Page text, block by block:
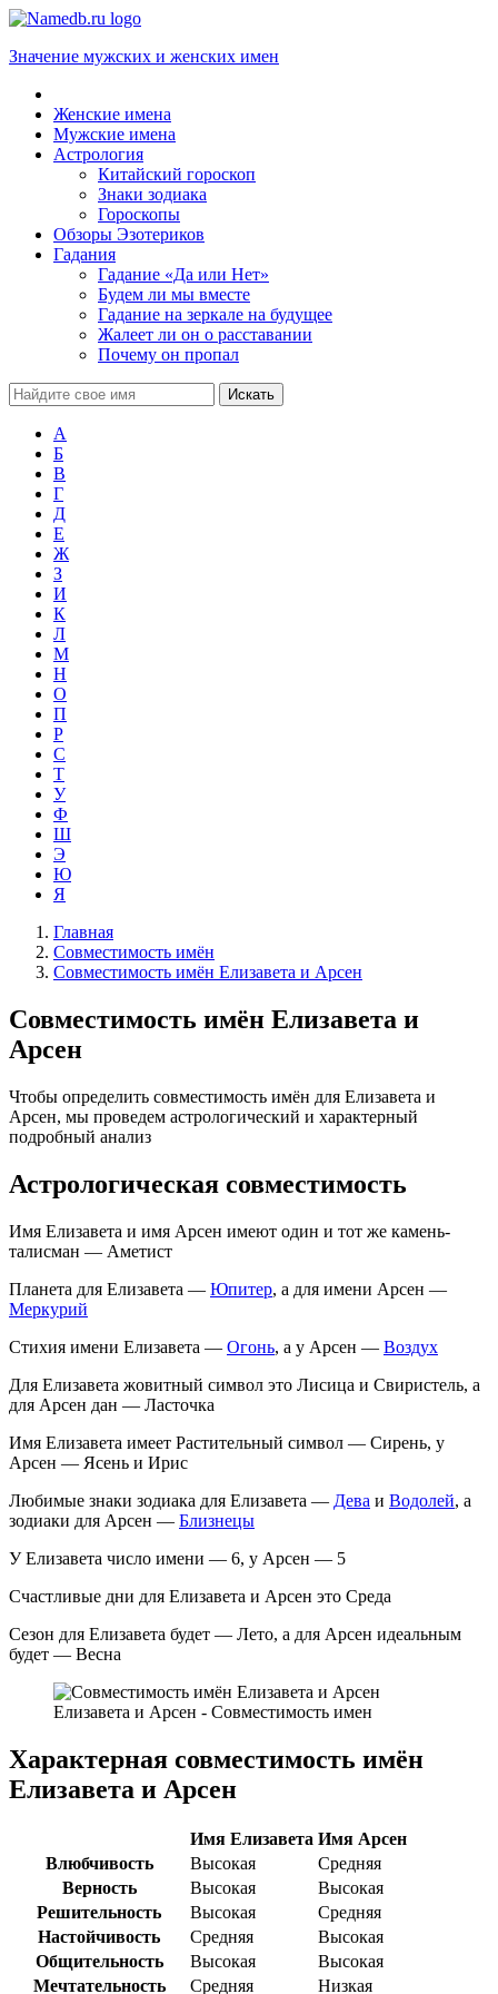
Значение мужских и женских имен
Женские имена
Мужские имена
Астрология
Китайский гороскоп
Знаки зодиака
Гороскопы
Обзоры Эзотериков
Гадания
Гадание «Да или Нет»
Будем ли мы вместе
Гадание на зеркале на будущее
Жалеет ли он о расставании
Почему он пропал
А
Б
В
Г
Д
Е
Ж
З
И
К
Л
М
Н
О
П
Р
С
Т
У
Ф
Ш
Э
Ю
Я
Главная
Совместимость имён
Совместимость имён Елизавета и Арсен
Совместимость имён Елизавета и
Арсен
Чтобы определить совместимость имён для Елизавета и
Арсен, мы проведем астрологический и характерный
подробный анализ
Астрологическая совместимость
Имя Елизавета и имя Арсен имеют один и тот же камень-
талисман — Аметист
Планета для Елизавета — Юпитер, а для имени Арсен —
Меркурий
Стихия имени Елизавета — Огонь, а у Арсен — Воздух
Для Елизавета жовитный символ это Лисица и Свиристель, а
для Арсен дан — Ласточка
Имя Елизавета имеет Растительный символ — Сирень, у
Арсен — Ясень и Ирис
Любимые знаки зодиака для Елизавета — Дева и Водолей, а
зодиаки для Арсен — Близнецы
У Елизавета число имени — 6, у Арсен — 5
Счастливые дни для Елизавета и Арсен это Среда
Сезон для Елизавета будет — Лето, а для Арсен идеальным
будет — Весна
Елизавета и Арсен - Совместимость имен
Характерная совместимость имён
Елизавета и Арсен
Имя Елизавета Имя Арсен
Влюбчивость
Высокая
Средняя
Верность
Высокая
Высокая
Решительность
Высокая
Средняя
Настойчивость
Средняя
Высокая
Общительность
Высокая
Высокая
Мечтательность
Средняя Низкая